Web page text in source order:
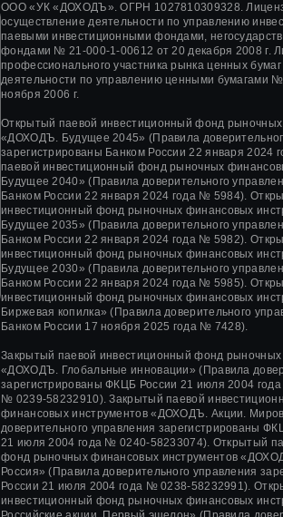
ООО «УК «ДОХОДЪ». ОГРН 1027810309328.
осуществление деятельности по управлению
паевыми инвестиционными фондами,
фондами № 21-000-1-00612 от20 декабря 2008 г.
профессионального участника рынка ценных
деятельности по управлению ценными бумагами №
ноября 2006 г.
Открытый паевой инвестиционный фонд
«ДОХОДЪ. Будущее 2045» (Правила
зарегистрированы Банком России 22 января 2024
паевой инвестиционный фонд рыночных
Будущее 2040» (Правила доверительного
Банком России 22 января 2024 года № 5984).
инвестиционный фонд рыночных финансовых
Будущее 2035» (Правила доверительного
Банком России 22 января 2024 года № 5982).
инвестиционный фонд рыночных финансовых
Будущее 2030» (Правила доверительного
Банком России 22 января 2024 года № 5985).
инвестиционный фонд рыночных финансовых
Биржевая копилка» (Правила доверительного
Банком России 17 ноября 2025 года № 7428).
Закрытый паевой инвестиционный фонд
«ДОХОДЪ. Глобальные инновации» (Правила
зарегистрированы ФКЦБ России 21 июля 2004 года
№ 0239-58232910). Закрытый паевой
финансовых инструментов «ДОХОДЪ. Акции.
доверительного управления зарегистрированы
21 июля 2004 года № 0240-58233074). Открытый
фонд рыночных финансовых инструментов
Россия» (Правила доверительного управления
России21 июля 2004 года № 0238-58232991).
инвестиционный фонд рыночных финансовых